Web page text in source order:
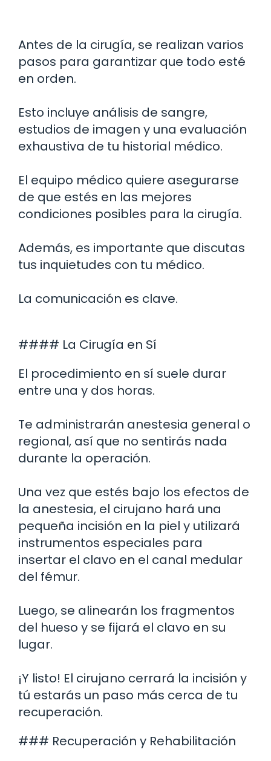
Antes de la cirugía, se realizan varios
pasos para garantizar que todo esté
en orden.
Esto incluye análisis de sangre,
estudios de imagen y una evaluación
exhaustiva de tu historial médico.
El equipo médico quiere asegurarse
de que estés en las mejores
condiciones posibles para la cirugía.
Además, es importante que discutas
tus inquietudes con tu médico.
La comunicación es clave.
#### La Cirugía en Sí
El procedimiento en sí suele durar
entre una y dos horas.
Te administrarán anestesia general o
regional, así que no sentirás nada
durante la operación.
Una vez que estés bajo los efectos de
la anestesia, el cirujano hará una
pequeña incisión en la piel y utilizará
instrumentos especiales para
insertar el clavo en el canal medular
del fémur.
Luego, se alinearán los fragmentos
del hueso y se fijará el clavo en su
lugar.
¡Y listo! El cirujano cerrará la incisión y
tú estarás un paso más cerca de tu
recuperación.
### Recuperación y Rehabilitación